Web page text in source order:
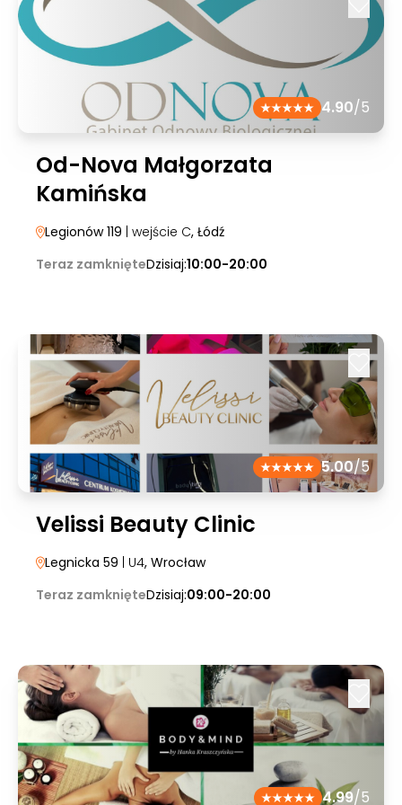
4.90/5
Od-Nova Małgorzata
Kamińska
Legionów 119 | wejście C, Łódź
Teraz zamknięteDzisiaj:10:00-20:00
5.00/5
Velissi Beauty Clinic
Legnicka 59 | U4, Wrocław
Teraz zamknięteDzisiaj:09:00-20:00
4.99/5